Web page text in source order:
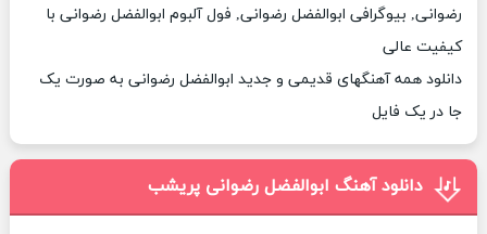
رضوانی, بیوگرافی ابوالفضل رضوانی, فول آلبوم ابوالفضل رضوانی با
کیفیت عالی
دانلود همه آهنگهای قدیمی و جدید ابوالفضل رضوانی به صورت یک
جا در یک فایل
دانلود آهنگ ابوالفضل رضوانی پریشب